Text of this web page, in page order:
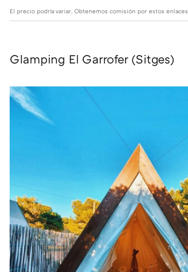
El precio podría variar. Obtenemos comisión por estos enlaces
Glamping El Garrofer (Sitges)